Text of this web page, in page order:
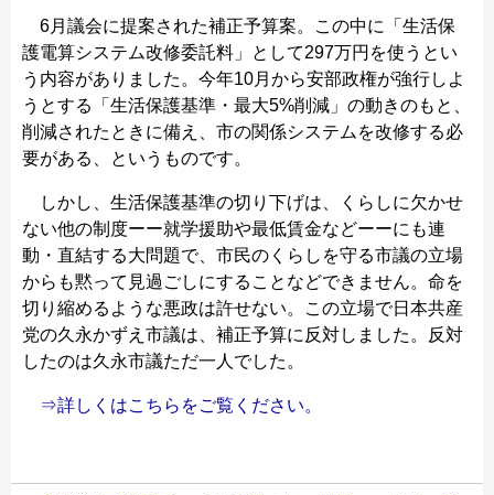
6月議会に提案された補正予算案。この中に「生活保
護電算システム改修委託料」として297万円を使うとい
う内容がありました。今年10月から安部政権が強行しよ
うとする「生活保護基準・最大5%削減」の動きのもと、
削減されたときに備え、市の関係システムを改修する必
要がある、というものです。
しかし、生活保護基準の切り下げは、くらしに欠かせ
ない他の制度ーー就学援助や最低賃金などーーにも連
動・直結する大問題で、市民のくらしを守る市議の立場
からも黙って見過ごしにすることなどできません。命を
切り縮めるような悪政は許せない。この立場で日本共産
党の久永かずえ市議は、補正予算に反対しました。反対
したのは久永市議ただ一人でした。
⇒詳しくはこちらをご覧ください。